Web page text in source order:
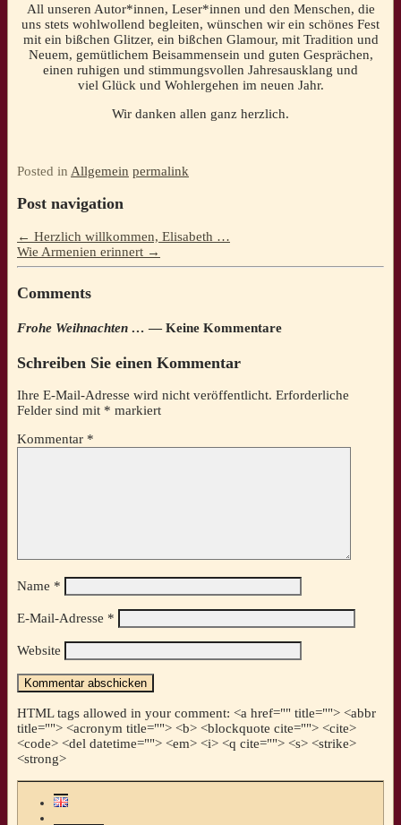
All unseren Autor*innen, Leser*innen und den Menschen, die
uns stets wohlwollend begleiten, wünschen wir ein schönes Fest
mit ein bißchen Glitzer, ein bißchen Glamour, mit Tradition und
Neuem, gemütlichem Beisammensein und guten Gesprächen,
einen ruhigen und stimmungsvollen Jahresausklang und
viel Glück und Wohlergehen im neuen Jahr.
Wir danken allen ganz herzlich.
Posted in Allgemein permalink
Post navigation
← Herzlich willkommen, Elisabeth …
Wie Armenien erinnert →
Comments
Frohe Weihnachten … — Keine Kommentare
Schreiben Sie einen Kommentar
Ihre E-Mail-Adresse wird nicht veröffentlicht. Erforderliche
Felder sind mit * markiert
Kommentar *
Name *
E-Mail-Adresse *
Website
HTML tags allowed in your comment: <a href="" title=""> <abbr
title=""> <acronym title=""> <b> <blockquote cite=""> <cite>
<code> <del datetime=""> <em> <i> <q cite=""> <s> <strike>
<strong>